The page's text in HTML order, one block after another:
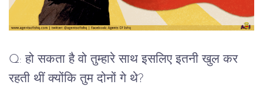
Q: हो सकता है वो तुम्हारे साथ इसलिए इतनी खुल कर
रहती थीं क्योंकि तुम दोनों गे थे?